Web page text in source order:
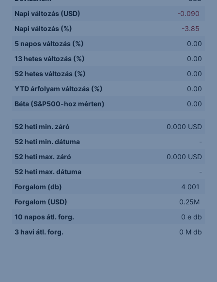
Napi változás (USD)
-0.090
Napi változás (%)
-3.85
5 napos változás (%)
0.00
13 hetes változás (%)
0.00
52 hetes változás (%)
0.00
YTD árfolyam változás (%)
0.00
Béta (S&P500-hoz mérten)
0.00
52 heti min. záró
0.000 USD
52 heti min. dátuma
-
52 heti max. záró
0.000 USD
52 heti max. dátuma
-
Forgalom (db)
4 001
Forgalom (USD)
0.25M
10 napos átl. forg.
0 e db
3 havi átl. forg.
0 M db